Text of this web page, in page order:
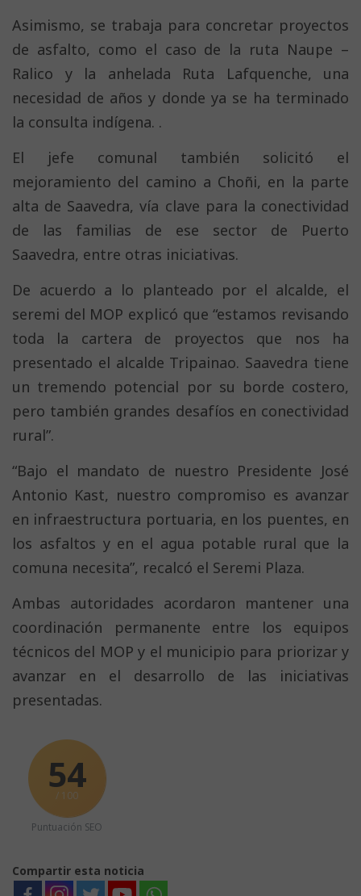
Asimismo, se trabaja para concretar proyectos
de asfalto, como el caso de la ruta Naupe –
Ralico y la anhelada Ruta Lafquenche, una
necesidad de años y donde ya se ha terminado
la consulta indígena. .
El jefe comunal también solicitó el
mejoramiento del camino a Choñi, en la parte
alta de Saavedra, vía clave para la conectividad
de las familias de ese sector de Puerto
Saavedra, entre otras iniciativas.
De acuerdo a lo planteado por el alcalde, el
seremi del MOP explicó que “estamos revisando
toda la cartera de proyectos que nos ha
presentado el alcalde Tripainao. Saavedra tiene
un tremendo potencial por su borde costero,
pero también grandes desafíos en conectividad
rural”.
“Bajo el mandato de nuestro Presidente José
Antonio Kast, nuestro compromiso es avanzar
en infraestructura portuaria, en los puentes, en
los asfaltos y en el agua potable rural que la
comuna necesita”, recalcó el Seremi Plaza.
Ambas autoridades acordaron mantener una
coordinación permanente entre los equipos
técnicos del MOP y el municipio para priorizar y
avanzar en el desarrollo de las iniciativas
presentadas.
54
/ 100
Puntuación SEO
Compartir esta noticia